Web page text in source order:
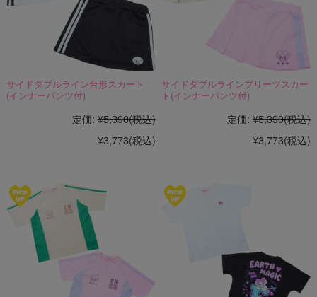
サイドダブルライン台形スカート
(インナーパンツ付)
定価: ¥5,390(税込)
¥3,773(税込)
サイドダブルラインプリーツスカー
ト(インナーパンツ付)
定価: ¥5,390(税込)
¥3,773(税込)